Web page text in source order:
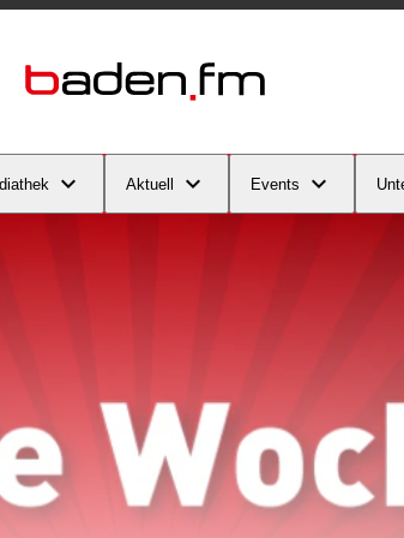
Aktuell Events